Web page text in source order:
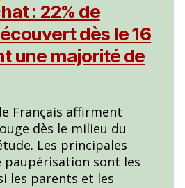
: 22% de
dès le 16
une majorité de
Français affirment
dès le milieu du
Les principales
sont les
les parents et les